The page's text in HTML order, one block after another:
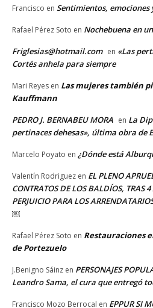
Francisco en Sentimientos,
Rafael Pérez Soto en Nochebuena en
Friglesias@hotmail.com en «Las
Cortés anhela para siempre
Mari Reyes en Las mujeres también
Kauffmann
PEDRO J. BERNABEU MORA en La
pertinaces dehesas», última obra de
Marcelo Poyato en ¿Dónde está
Valentín Rodriguez en EL PLENO
CONTRATOS DE LOS BALDÍOS, TRAS
PERJUICIO PARA LOS
￼
Rafael Pérez Soto en Restauraciones
de Portezuelo
J.Benigno Sáinz en PERSONAJES
Leandro Sama, el cura que entregó
Francisco Mozo Berrocal en EPPUR SI